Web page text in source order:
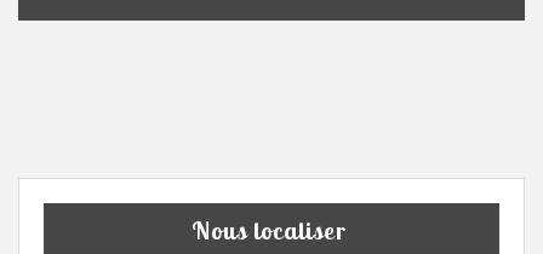
Nous localiser